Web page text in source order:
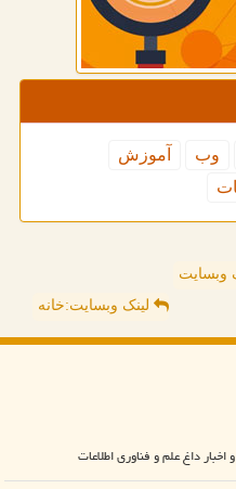
وب
آموزش
وبسایت
لینک وبسایت:خانه
داغ علم و فناوری اطلاعات